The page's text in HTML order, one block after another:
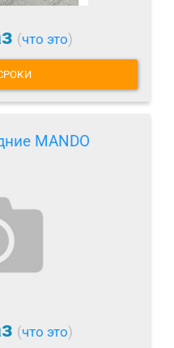
(что это)
MANDO
(что это)